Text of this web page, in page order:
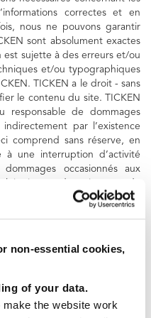
non-essential cookies,
of your data.
make the website work
correctes et en
nous ne pouvons garantir
sont absolument exactes
sujette à des erreurs et/ou
et/ou typographiques
TICKEN a le droit - sans
le contenu du site. TICKEN
de dommages
par l’existence
comprend sans réserve, en
à une interruption d’activité
occasionnés aux
et de traitement de
de dommages non citée.
de confidentialité
qui ne peut être tenu pour
Nous vous recommandons
quittez notre site. De plus,
prendre connaissance des